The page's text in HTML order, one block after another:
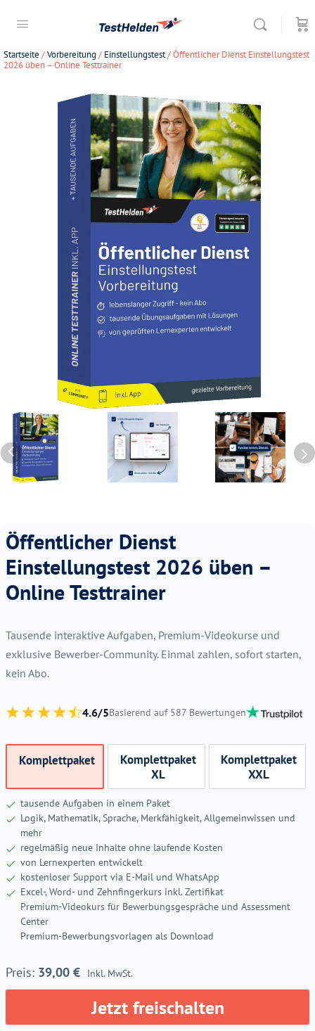
Startseite /Vorbereitung / Einstellungstest/ Öffentlicher Dienst Einstellungstest
2026 üben – Online Testtrainer
Öffentlicher Dienst
Einstellungstest 2026 üben –
Online Testtrainer
Tausende interaktive Aufgaben, Premium-Videokurse und
exklusive Bewerber-Community. Einmal zahlen, sofort starten,
kein Abo.
4.6/5Basierend auf 587 Bewertungen
Komplettpaket
Komplettpaket
XL
Komplettpaket
XXL
tausende Aufgaben in einem Paket
Logik, Mathematik, Sprache, Merkfähigkeit, Allgemeinwissen und
mehr
regelmäßig neue Inhalte ohne laufende Kosten
von Lernexperten entwickelt
kostenloser Support via E-Mail und WhatsApp
Excel-, Word- und Zehnfingerkurs inkl. Zertifikat
Premium-Videokurs für Bewerbungsgespräche und Assessment
Center
Premium-Bewerbungsvorlagen als Download
39,00 € Inkl. MwSt.
Jetzt freischalten